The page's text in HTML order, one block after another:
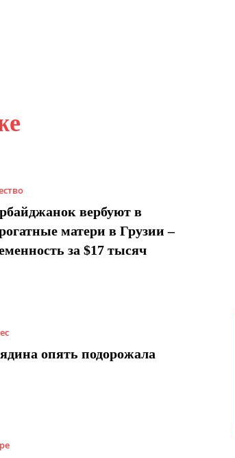
вербуют в
матери в Грузии –
за $17 тысяч
опять подорожала